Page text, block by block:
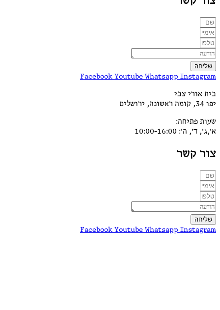
שליחה
Facebook Youtube Whatsapp Instagram
בית אורי צבי
יפו 34, קומה ראשונה, ירושלים
שעות פתיחה:
א',ג', ד', ה': 10:00-16:00
צור קשר
שליחה
Facebook Youtube Whatsapp Instagram